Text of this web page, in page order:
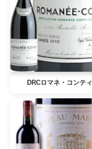
DRCロマネ・コンティ